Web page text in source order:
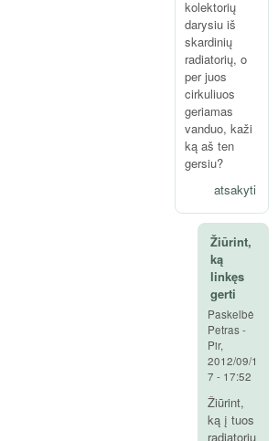
kolektorių
darysiu iš
skardinių
radiatorių, o
per juos
cirkuliuos
geriamas
vanduo, kaži
ką aš ten
gersiu?
atsakyti
Žiūrint,
ką
linkęs
gerti
Paskelbė
Petras-
Pir,
2012/09/1
7 - 17:52
Žiūrint,
ką į tuos
radiatoriu